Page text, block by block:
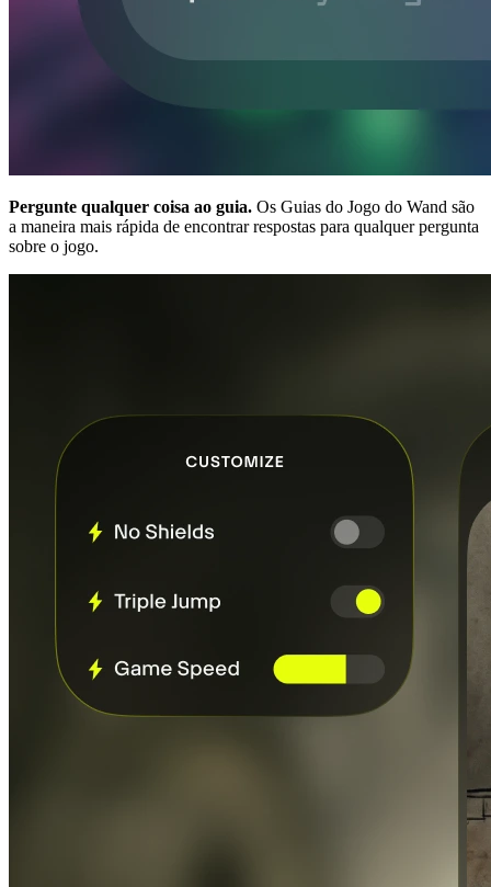
Pergunte qualquer coisa ao guia. Os Guias do Jogo do Wand são
a maneira mais rápida de encontrar respostas para qualquer pergunta
sobre o jogo.